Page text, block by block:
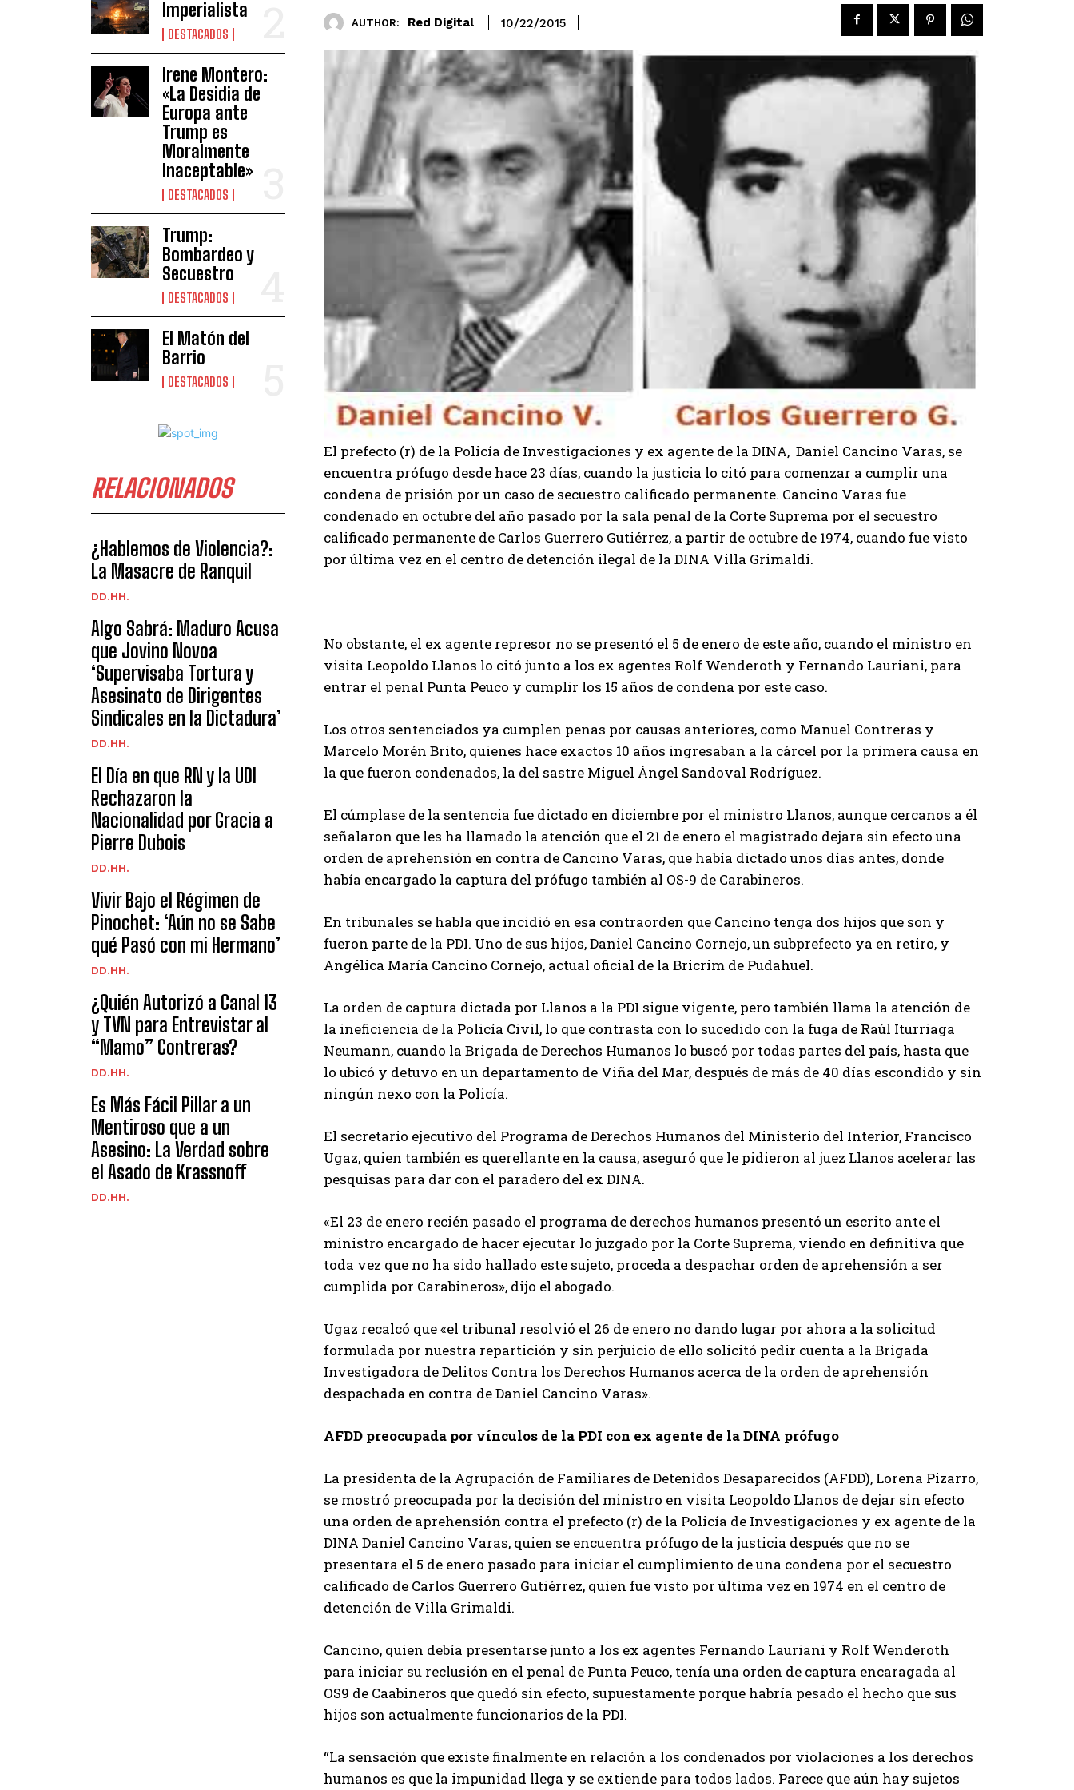
Imperialista
DESTACADOS
Irene Montero:
«La Desidia de
Europa ante
Trump es
Moralmente
Inaceptable»
DESTACADOS
Trump:
Bombardeo y
Secuestro
DESTACADOS
El Matón del
Barrio
DESTACADOS
RELACIONADOS
¿Hablemos de Violencia?:
La Masacre de Ranquil
DD.HH.
Algo Sabrá: Maduro Acusa
que Jovino Novoa
‘Supervisaba Tortura y
Asesinato de Dirigentes
Sindicales en la Dictadura’
DD.HH.
El Día en que RN y la UDI
Rechazaron la
Nacionalidad por Gracia a
Pierre Dubois
DD.HH.
Vivir Bajo el Régimen de
Pinochet: ‘Aún no se Sabe
qué Pasó con mi Hermano’
DD.HH.
¿Quién Autorizó a Canal 13
y TVN para Entrevistar al
“Mamo” Contreras?
DD.HH.
Es Más Fácil Pillar a un
Mentiroso que a un
Asesino: La Verdad sobre
el Asado de Krassnoff
DD.HH.
AUTHOR: Red Digital 10/22/2015
El prefecto (r) de la Policía de Investigaciones y ex agente de la DINA, Daniel Cancino Varas, se
encuentra prófugo desde hace 23 días, cuando la justicia lo citó para comenzar a cumplir una
condena de prisión por un caso de secuestro calificado permanente. Cancino Varas fue
condenado en octubre del año pasado por la sala penal de la Corte Suprema por el secuestro
calificado permanente de Carlos Guerrero Gutiérrez, a partir de octubre de 1974, cuando fue visto
por última vez en el centro de detención ilegal de la DINA Villa Grimaldi.
No obstante, el ex agente represor no se presentó el 5 de enero de este año, cuando el ministro en
visita Leopoldo Llanos lo citó junto a los ex agentes Rolf Wenderoth y Fernando Lauriani, para
entrar el penal Punta Peuco y cumplir los 15 años de condena por este caso.
Los otros sentenciados ya cumplen penas por causas anteriores, como Manuel Contreras y
Marcelo Morén Brito, quienes hace exactos 10 años ingresaban a la cárcel por la primera causa en
la que fueron condenados, la del sastre Miguel Ángel Sandoval Rodríguez.
El cúmplase de la sentencia fue dictado en diciembre por el ministro Llanos, aunque cercanos a él
señalaron que les ha llamado la atención que el 21 de enero el magistrado dejara sin efecto una
orden de aprehensión en contra de Cancino Varas, que había dictado unos días antes, donde
había encargado la captura del prófugo también al OS-9 de Carabineros.
En tribunales se habla que incidió en esa contraorden que Cancino tenga dos hijos que son y
fueron parte de la PDI. Uno de sus hijos, Daniel Cancino Cornejo, un subprefecto ya en retiro, y
Angélica María Cancino Cornejo, actual oficial de la Bricrim de Pudahuel.
La orden de captura dictada por Llanos a la PDI sigue vigente, pero también llama la atención de
la ineficiencia de la Policía Civil, lo que contrasta con lo sucedido con la fuga de Raúl Iturriaga
Neumann, cuando la Brigada de Derechos Humanos lo buscó por todas partes del país, hasta que
lo ubicó y detuvo en un departamento de Viña del Mar, después de más de 40 días escondido y sin
ningún nexo con la Policía.
El secretario ejecutivo del Programa de Derechos Humanos del Ministerio del Interior, Francisco
Ugaz, quien también es querellante en la causa, aseguró que le pidieron al juez Llanos acelerar las
pesquisas para dar con el paradero del ex DINA.
«El 23 de enero recién pasado el programa de derechos humanos presentó un escrito ante el
ministro encargado de hacer ejecutar lo juzgado por la Corte Suprema, viendo en definitiva que
toda vez que no ha sido hallado este sujeto, proceda a despachar orden de aprehensión a ser
cumplida por Carabineros», dijo el abogado.
Ugaz recalcó que «el tribunal resolvió el 26 de enero no dando lugar por ahora a la solicitud
formulada por nuestra repartición y sin perjuicio de ello solicitó pedir cuenta a la Brigada
Investigadora de Delitos Contra los Derechos Humanos acerca de la orden de aprehensión
despachada en contra de Daniel Cancino Varas».
AFDD preocupada por vínculos de la PDI con ex agente de la DINA prófugo
La presidenta de la Agrupación de Familiares de Detenidos Desaparecidos (AFDD), Lorena Pizarro,
se mostró preocupada por la decisión del ministro en visita Leopoldo Llanos de dejar sin efecto
una orden de aprehensión contra el prefecto (r) de la Policía de Investigaciones y ex agente de la
DINA Daniel Cancino Varas, quien se encuentra prófugo de la justicia después que no se
presentara el 5 de enero pasado para iniciar el cumplimiento de una condena por el secuestro
calificado de Carlos Guerrero Gutiérrez, quien fue visto por última vez en 1974 en el centro de
detención de Villa Grimaldi.
Cancino, quien debía presentarse junto a los ex agentes Fernando Lauriani y Rolf Wenderoth
para iniciar su reclusión en el penal de Punta Peuco, tenía una orden de captura encaragada al
OS9 de Caabineros que quedó sin efecto, supuestamente porque habría pesado el hecho que sus
hijos son actualmente funcionarios de la PDI.
“La sensación que existe finalmente en relación a los condenados por violaciones a los derechos
humanos es que la impunidad llega y se extiende para todos lados. Parece que aún hay sujetos